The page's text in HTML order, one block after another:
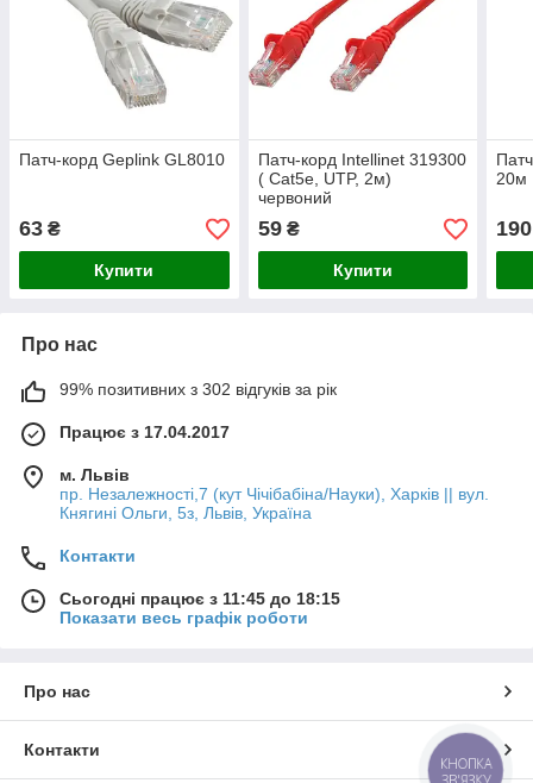
Патч-корд Geplink GL8010
63 ₴
Купити
Патч-корд Intellinet 319300
( Cat5e, UTP, 2м)
червоний
59₴
Купити
20м
190
Про нас
99% позитивних з 302 відгуків за рік
Працює з 17.04.2017
м. Львів
пр. Незалежності,7 (кут Чічібабіна/Науки), Харків || вул.
Княгині Ольги, 5з, Львів, Україна
Контакти
Сьогодні працює з 11:45 до 18:15
Показати весь графік роботи
Про нас
Контакти
КНОПКА